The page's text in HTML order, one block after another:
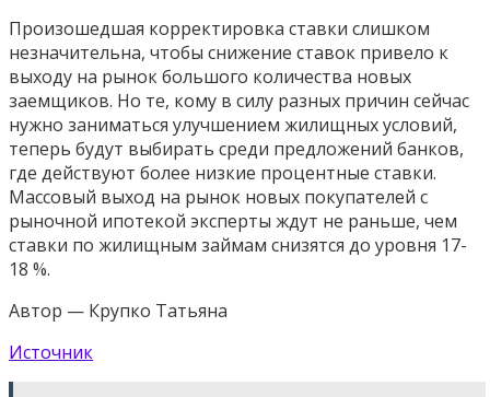
Произошедшая корректировка ставки слишком
незначительна, чтобы снижение ставок привело к
выходу на рынок большого количества новых
заемщиков. Но те, кому в силу разных причин сейчас
нужно заниматься улучшением жилищных условий,
теперь будут выбирать среди предложений банков,
где действуют более низкие процентные ставки.
Массовый выход на рынок новых покупателей с
рыночной ипотекой эксперты ждут не раньше, чем
ставки по жилищным займам снизятся до уровня 17-
18 %.
Автор — Крупко Татьяна
Источник